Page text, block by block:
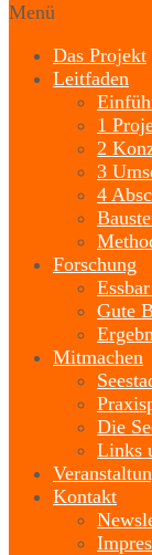
Menü
Das Projekt
Leitfaden
1
2
3
4
Forschung
Gute
Mitmachen
Die
Links
Kontakt